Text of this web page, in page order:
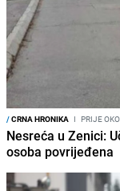
/CRNA HRONIKA I PRIJE
Nesreća u Zenici:
osoba povrijeđena